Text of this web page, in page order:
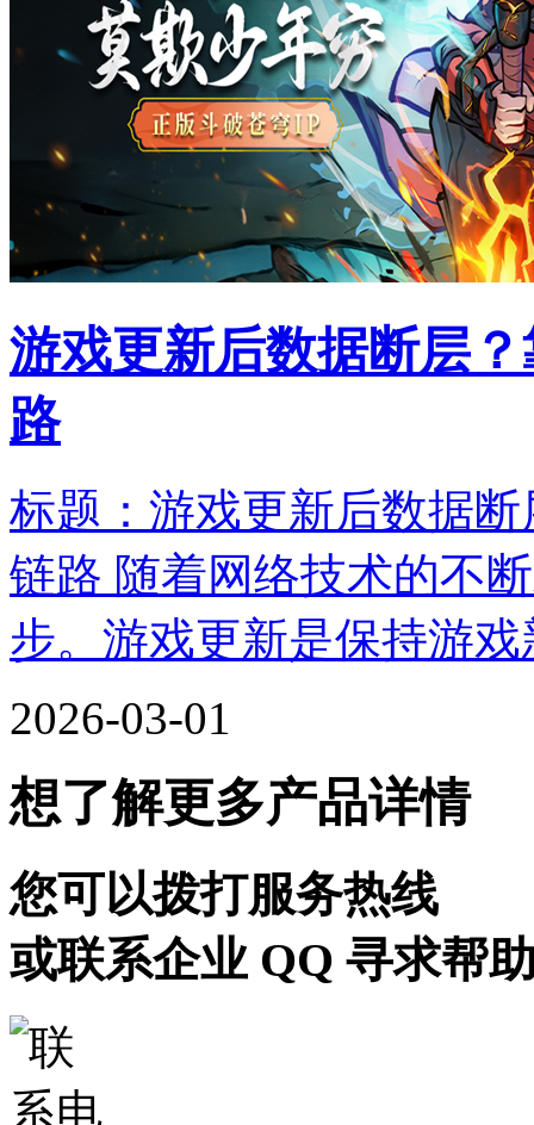
游戏更新后数据断层
路
标题：游戏更新后数据
链路 随着网络技术的不
步。游戏更新是保持游
2026-03-01
想了解更多产品详情
您可以拨打服务热线
或联系企业 QQ 寻求帮